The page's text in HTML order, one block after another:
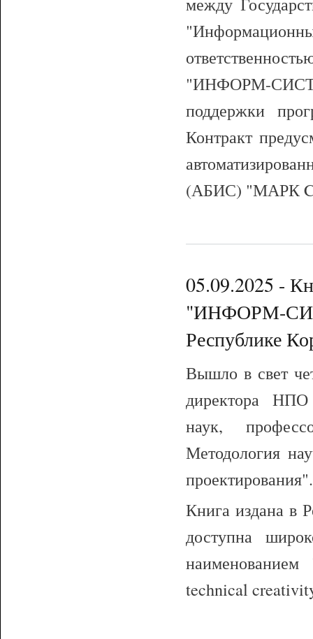
"ИНФОРМ-
поддержки
Контракт
(АБИС) "МАРК
05.09.2025 -
"ИНФОРМ-
Республике
Вышло в свет
директора
наук,
Методология
проектирования".
Книга издана в
доступна
technical